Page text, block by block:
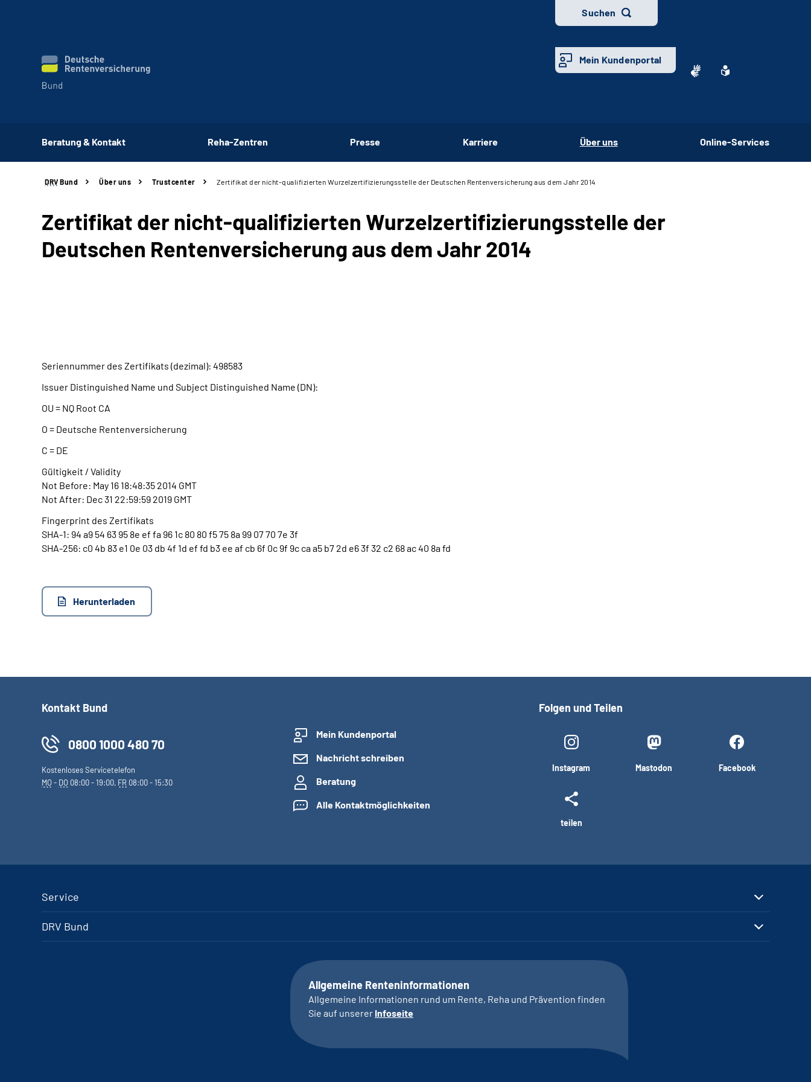
Suchen
Mein Kundenportal
Beratung & Kontakt Reha-Zentren Presse Karriere Über uns Online-Services
DRV Bund Über uns Trustcenter Zertifikat der nicht-qualifizierten Wurzelzertifizierungsstelle der Deutschen Rentenversicherung aus dem Jahr 2014
Zertifikat der nicht-qualifizierten Wurzelzertifizierungsstelle der
Deutschen Rentenversicherung aus dem Jahr 2014
Seriennummer des Zertifikats (dezimal): 498583
Issuer Distinguished Name und Subject Distinguished Name (DN):
OU = NQ Root CA
O = Deutsche Rentenversicherung
C = DE
Gültigkeit / Validity
Not Before: May 16 18:48:35 2014 GMT
Not After: Dec 31 22:59:59 2019 GMT
Fingerprint des Zertifikats
SHA-1: 94 a9 54 63 95 8e ef fa 96 1c 80 80 f5 75 8a 99 07 70 7e 3f
SHA-256: c0 4b 83 e1 0e 03 db 4f 1d ef fd b3 ee af cb 6f 0c 9f 9c ca a5 b7 2d e6 3f 32 c2 68 ac 40 8a fd
Herunterladen
Kontakt Bund
0800 1000 480 70
Kostenloses Servicetelefon
MO- DO 08:00 - 19:00, FR 08:00 - 15:30
Mein Kundenportal
Nachricht schreiben
Beratung
Alle Kontaktmöglichkeiten
Folgen und Teilen
Instagram Mastodon Facebook
teilen
Service
DRV Bund
Allgemeine Renteninformationen
Allgemeine Informationen rund um Rente, Reha und Prävention finden
Sie auf unserer Infoseite